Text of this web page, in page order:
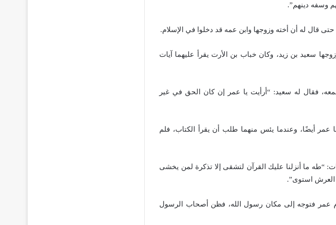
وسفه دينهم”.
قال له أن أخته وزوجها وابن عمه قد دخلوا في الإسلام.
سعيد بن زيد، وكان خباب بن الأرت يقرأ عليهما آيات
فقال له سعيد: “أرأيت يا عمر إن كان الحق في غير
أيضًا، وعندما يئس منهما طلب أن يقرأ الكتاب، فلم
“طه ما أنزلنا عليك القرآن لتشقى إلا تذكرة لمن يخشى
العرش استوى”.
عمر فتوجه إلى مكان رسول الله، فظن أصحاب الرسول